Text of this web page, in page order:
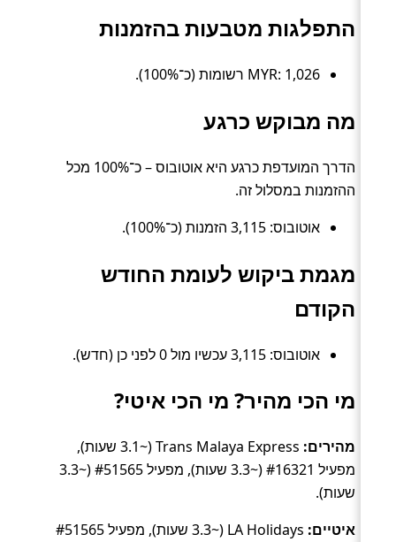
התפלגות מטבעות בהזמנות
MYR: 1,026 רשומות (כ־100%).
מה מבוקש כרגע
הדרך המועדפת כרגע היא אוטובוס – כ־100% מכל
ההזמנות במסלול זה.
אוטובוס: 3,115 הזמנות (כ־100%).
מגמת ביקוש לעומת החודש
הקודם
אוטובוס: 3,115 עכשיו מול 0 לפני כן (חדש).
מי הכי מהיר? מי הכי איטי?
מהירים:
Trans Malaya Express (~3.1 שעות),
מפעיל #16321 (~3.3 שעות), מפעיל #51565 (~3.3
שעות).
איטיים:
LA Holidays (~3.3 שעות), מפעיל #51565